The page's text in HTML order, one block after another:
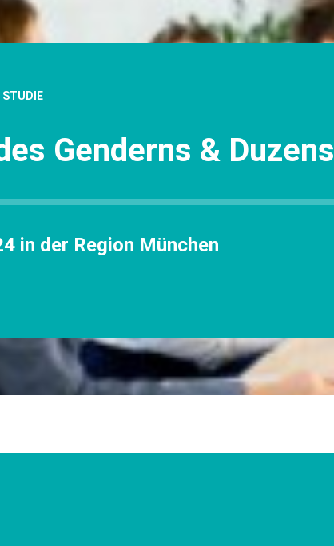
STUDIE
Genderns & Duzens
in der Region München